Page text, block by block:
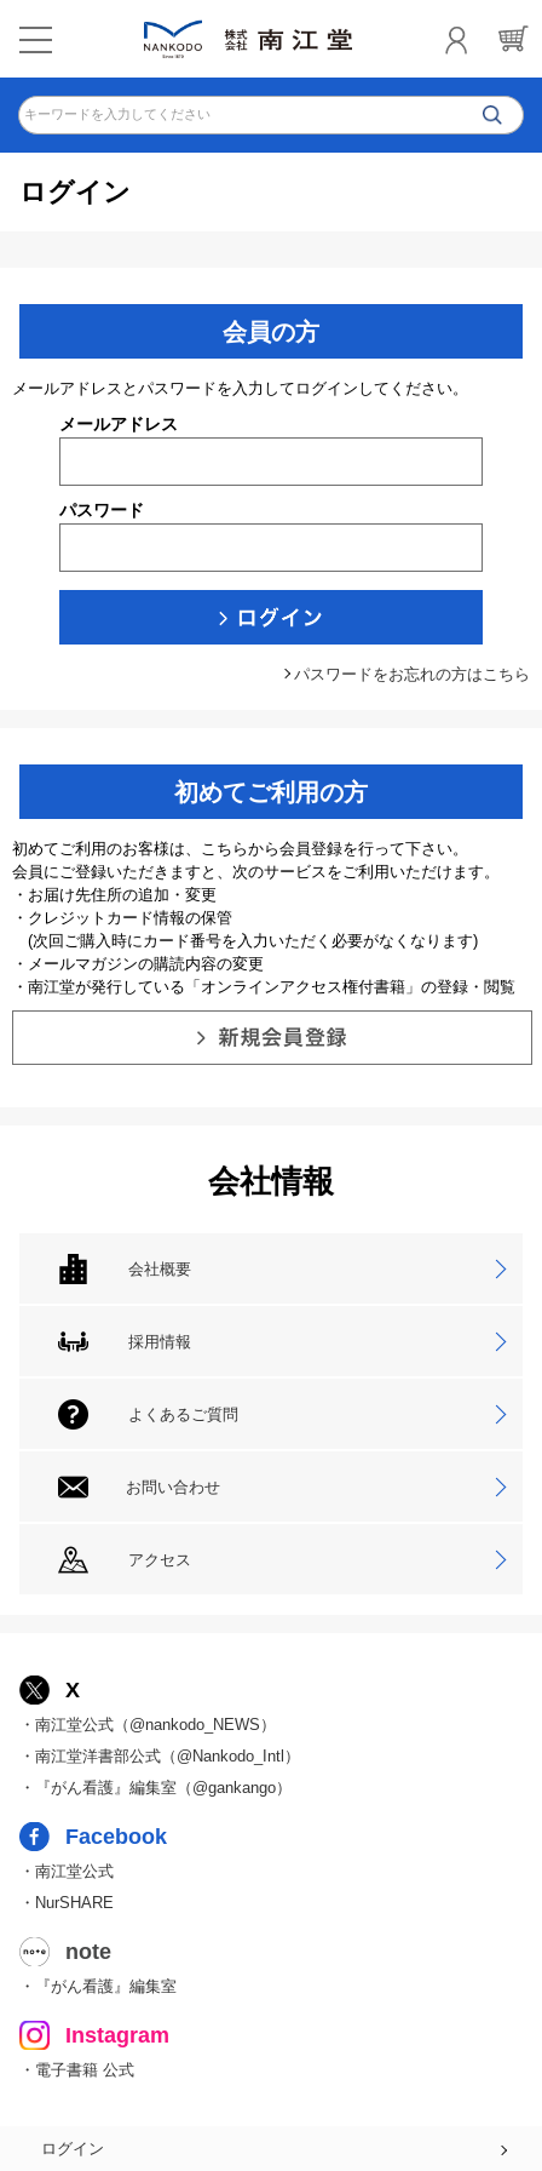
キーワードを入力してください
ログイン
会員の方
メールアドレスとパスワードを入力してログインしてください。
メールアドレス
パスワード
パスワードをお忘れの方はこちら
初めてご利用の方
初めてご利用のお客様は、こちらから会員登録を行って下さい。
会員にご登録いただきますと、次のサービスをご利用いただけます。
・お届け先住所の追加・変更
・クレジットカード情報の保管
(次回ご購入時にカード番号を入力いただく必要がなくなります)
・メールマガジンの購読内容の変更
・南江堂が発行している「オンラインアクセス権付書籍」の登録・閲覧
会社情報
会社概要
採用情報
よくあるご質問
お問い合わせ
アクセス
X
・南江堂公式（@nankodo_NEWS）
・南江堂洋書部公式（@Nankodo_Intl）
・『がん看護』編集室（@gankango）
Facebook
・南江堂公式
・NurSHARE
note
・『がん看護』編集室
Instagram
・電子書籍 公式
ログイン